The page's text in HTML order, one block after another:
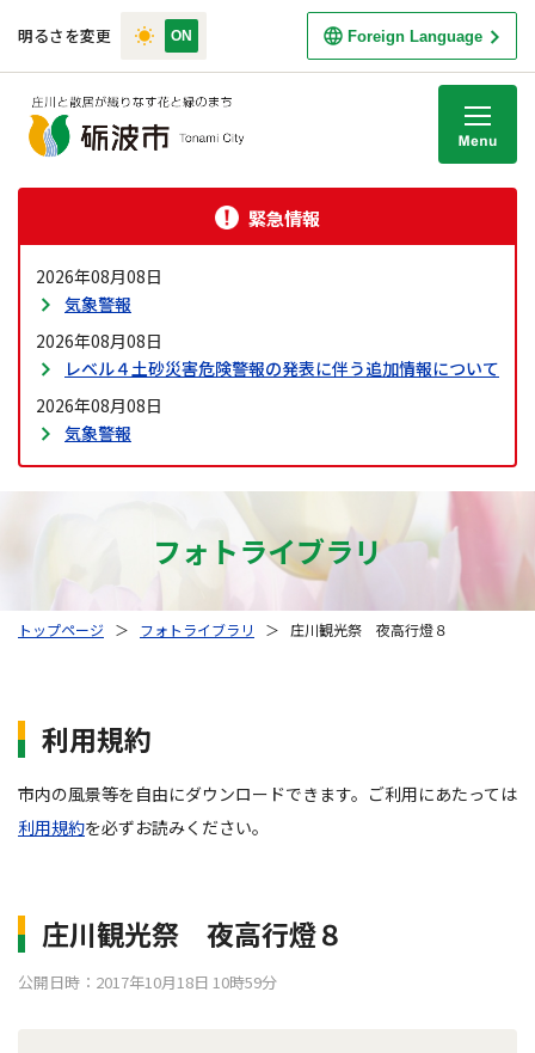
明るさを変更 Foreign Language
緊急情報
2026年08月08日
気象警報
2026年08月08日
レベル４土砂災害危険警報の発表に伴う追加情報について
2026年08月08日
気象警報
フォトライブラリ
トップページ ＞ フォトライブラリ ＞ 庄川観光祭 夜高行燈８
利用規約
市内の風景等を自由にダウンロードできます。ご利用にあたっては
利用規約を必ずお読みください。
庄川観光祭 夜高行燈８
公開日時：2017年10月18日 10時59分